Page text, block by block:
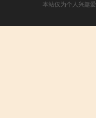
本站仅为个人兴趣